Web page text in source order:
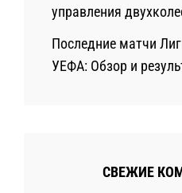
управления
Последние матчи
УЕФА: Обзор и
СВЕЖИЕ